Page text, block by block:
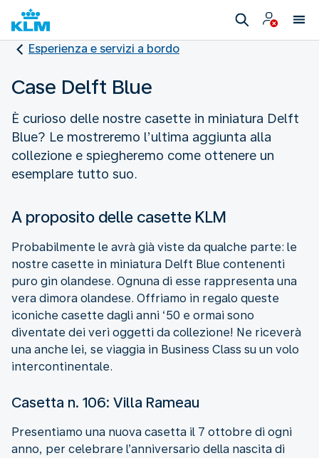
Esperienza e servizi a bordo
Case Delft Blue
È curioso delle nostre casette in miniatura Delft
Blue? Le mostreremo l’ultima aggiunta alla
collezione e spiegheremo come ottenere un
esemplare tutto suo.
A proposito delle casette KLM
Probabilmente le avrà già viste da qualche parte: le
nostre casette in miniatura Delft Blue contenenti
puro gin olandese. Ognuna di esse rappresenta una
vera dimora olandese. Offriamo in regalo queste
iconiche casette dagli anni ‘50 e ormai sono
diventate dei veri oggetti da collezione! Ne riceverà
una anche lei, se viaggia in Business Class su un volo
intercontinentale.
Casetta n. 106: Villa Rameau
Presentiamo una nuova casetta il 7 ottobre di ogni
anno, per celebrare l’anniversario della nascita di